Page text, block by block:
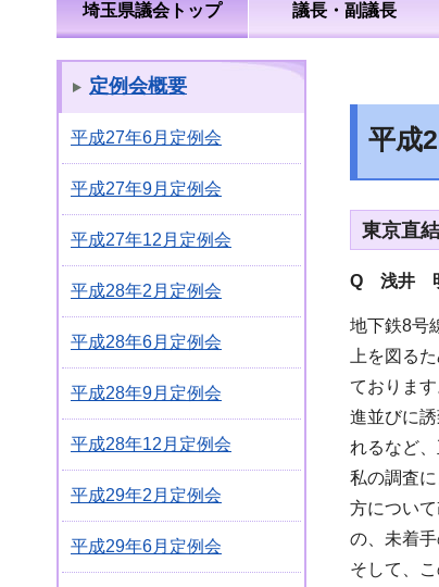
埼玉県議会トップ 議長・副議長
定例会概要
平成27年6月定例会
平成27年9月定例会
平成27年12月定例会
平成28年2月定例会
平成28年6月定例会
平成28年9月定例会
平成28年12月定例会
平成29年2月定例会
平成29年6月定例会
平成
東京直
Q 浅井 明
地下鉄8号
上を図る
ておりま
進並びに
れるなど
私の調査
方につい
の、未着
そして、